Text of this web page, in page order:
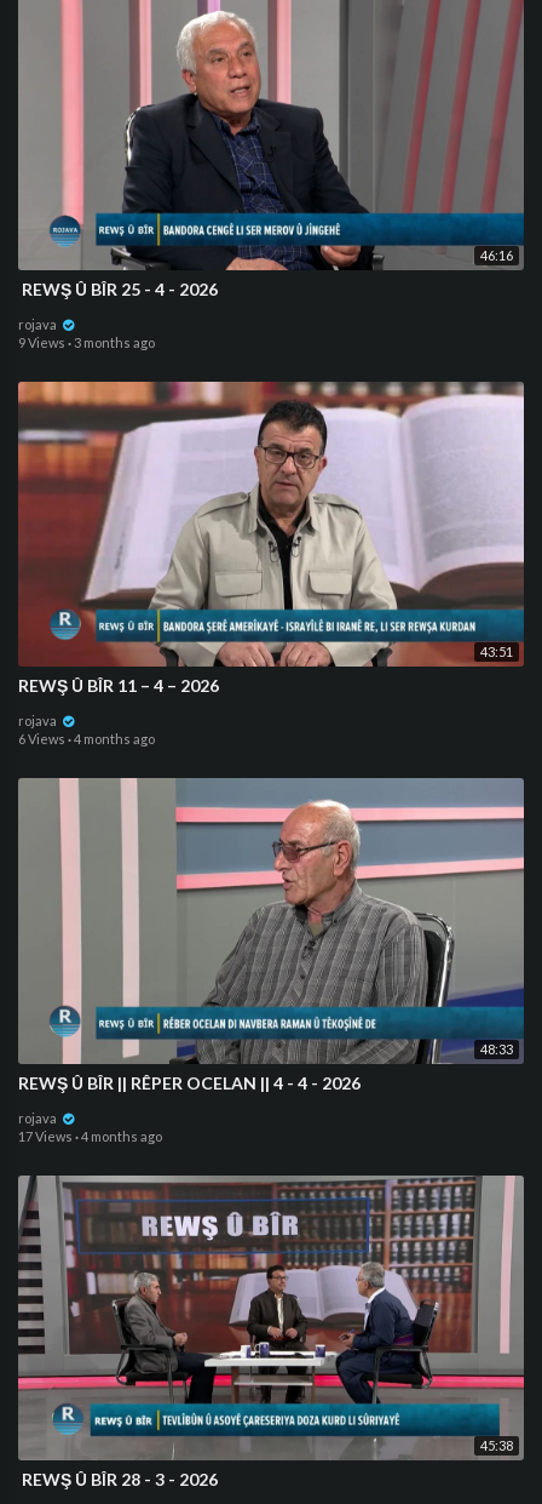
46:16
⁣ REWŞ Û BÎR 25 - 4 - 2026
rojava
9 Views · 3 months ago
43:51
REWŞ Û BÎR 11 – 4 – 2026
rojava
6 Views ·4 months ago
48:33
⁣REWŞ Û BÎR || RÊPER OCELAN || 4 - 4 - 2026
rojava
17 Views ·4 months ago
45:38
⁣ REWŞ Û BÎR 28 - 3 - 2026